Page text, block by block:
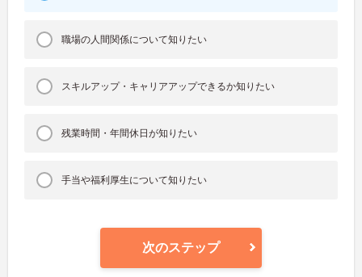
職場の人間関係について知りたい
スキルアップ・キャリアアップできるか知りたい
残業時間・年間休日が知りたい
手当や福利厚生について知りたい
次のステップ